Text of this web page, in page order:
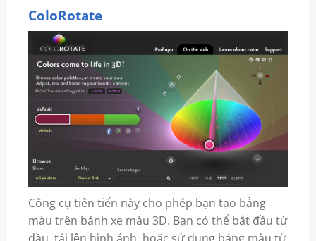
ColoRotate
Công cụ tiên tiến này cho phép bạn tạo bảng
màu trên bánh xe màu 3D. Bạn có thể bắt đầu từ